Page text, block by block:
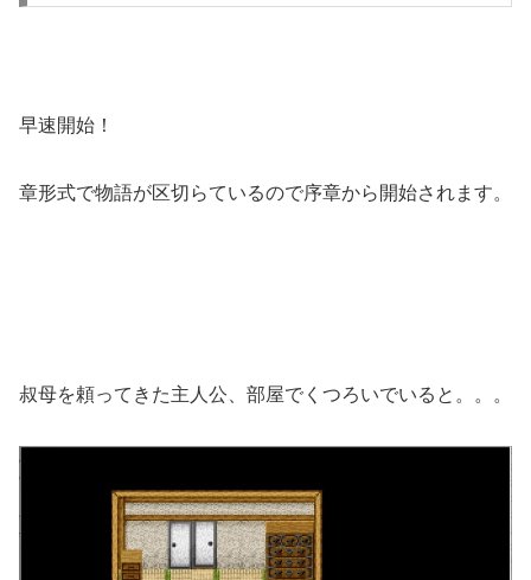
早速開始！
章形式で物語が区切らているので序章から開始されます。
叔母を頼ってきた主人公、部屋でくつろいでいると。。。